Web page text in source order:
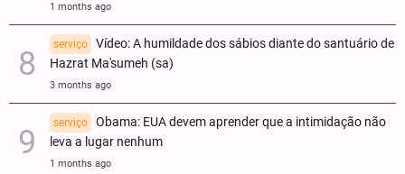
1 months ago
serviço
Vídeo: A humildade dos sábios diante do santuário de
Hazrat Ma'sumeh (sa)
3 months ago
serviço
Obama: EUA devem aprender que a intimidação não
leva a lugar nenhum
1 months ago